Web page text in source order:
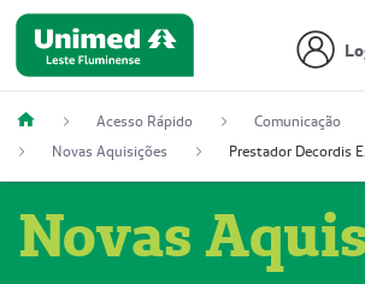
Acesso Rápido
Comunicação
Novas Aquisições
Novas